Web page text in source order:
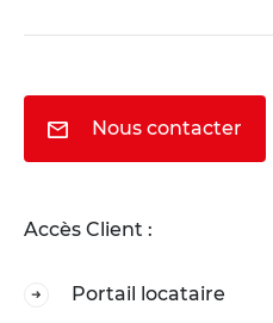
Nous contacter
Accès Client :
Portail locataire